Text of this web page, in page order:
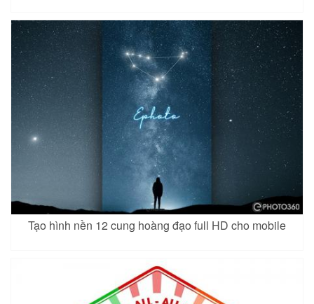
Tạo hình nền 12 cung hoàng đạo full HD cho mobile